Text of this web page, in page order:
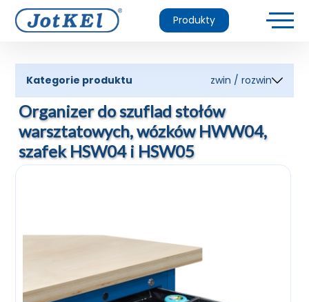
Produkty
Kategorie produktu zwin / rozwin
Organizer do szuflad stołów
warsztatowych, wózków HWW04,
szafek HSW04 i HSW05